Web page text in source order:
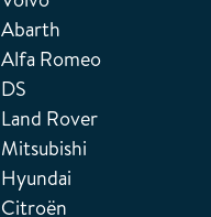
Abarth
Alfa Romeo
DS
Land Rover
Mitsubishi
Hyundai
Citroën